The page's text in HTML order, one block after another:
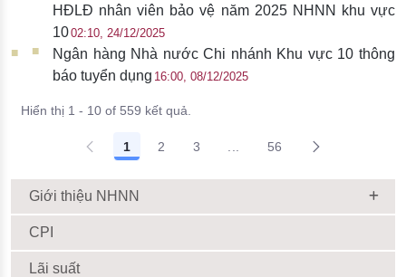
HĐLĐ nhân viên bảo vệ năm 2025 NHNN khu vực
1002:10, 24/12/2025
Ngân hàng Nhà nước Chi nhánh Khu vực 10 thông
báo tuyển dụng 16:00, 08/12/2025
Hiển thị 1 - 10 of 559 kết quả.
1 2 3 56
Giới thiệu NHNN
CPI
Lãi suất